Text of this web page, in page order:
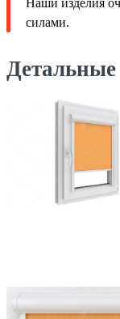
Наши изделия
силами.